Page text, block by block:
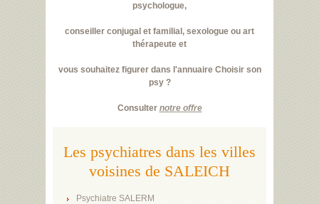
psychologue,
conseiller conjugal et familial, sexologue ou art
thérapeute et
vous souhaitez figurer dans l'annuaire Choisir son
psy ?
Consulter notre offre
Les psychiatres dans les villes
voisines de SALEICH
Psychiatre SALERM